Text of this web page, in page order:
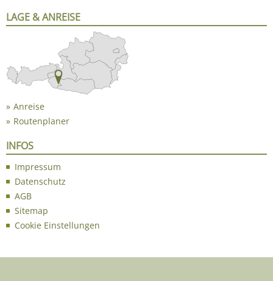
LAGE & ANREISE
Anreise
Routenplaner
INFOS
Impressum
Datenschutz
AGB
Sitemap
Cookie Einstellungen